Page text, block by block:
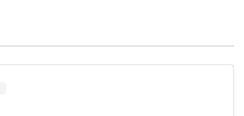
を施して滑り止めにしていま